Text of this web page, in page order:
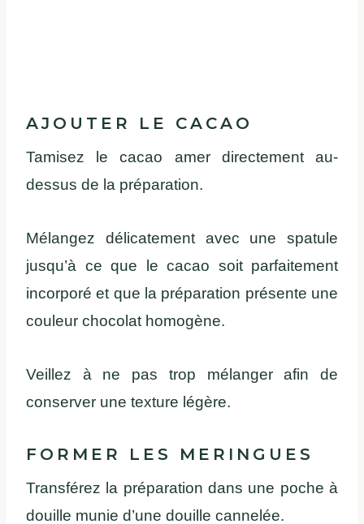
AJOUTER LE CACAO
Tamisez le cacao amer directement au-
dessus de la préparation.
Mélangez délicatement avec une spatule
jusqu’à ce que le cacao soit parfaitement
incorporé et que la préparation présente une
couleur chocolat homogène.
Veillez à ne pas trop mélanger afin de
conserver une texture légère.
FORMER LES MERINGUES
Transférez la préparation dans une poche à
douille munie d’une douille cannelée.